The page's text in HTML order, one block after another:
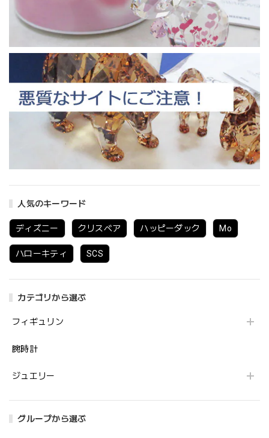
人気のキーワード
ディズニー クリスベア ハッピーダック Mo
ハローキティ SCS
カテゴリから選ぶ
フィギュリン
腕時計
ジュエリー
グループから選ぶ